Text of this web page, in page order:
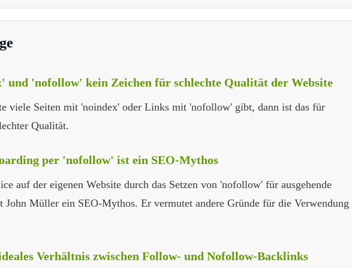
und 'nofollow' kein Zeichen für schlechte Qualität der Website
viele Seiten mit 'noindex' oder Links mit 'nofollow' gibt, dann ist das für
Qualität.
per 'nofollow' ist ein SEO-Mythos
auf der eigenen Website durch das Setzen von 'nofollow' für ausgehende
John Müller ein SEO-Mythos. Er vermutet andere Gründe für die Verwendung
Verhältnis zwischen Follow- und Nofollow-Backlinks